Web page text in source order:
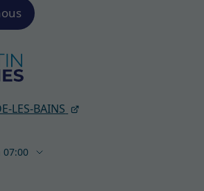
LES-BAINS
07:00